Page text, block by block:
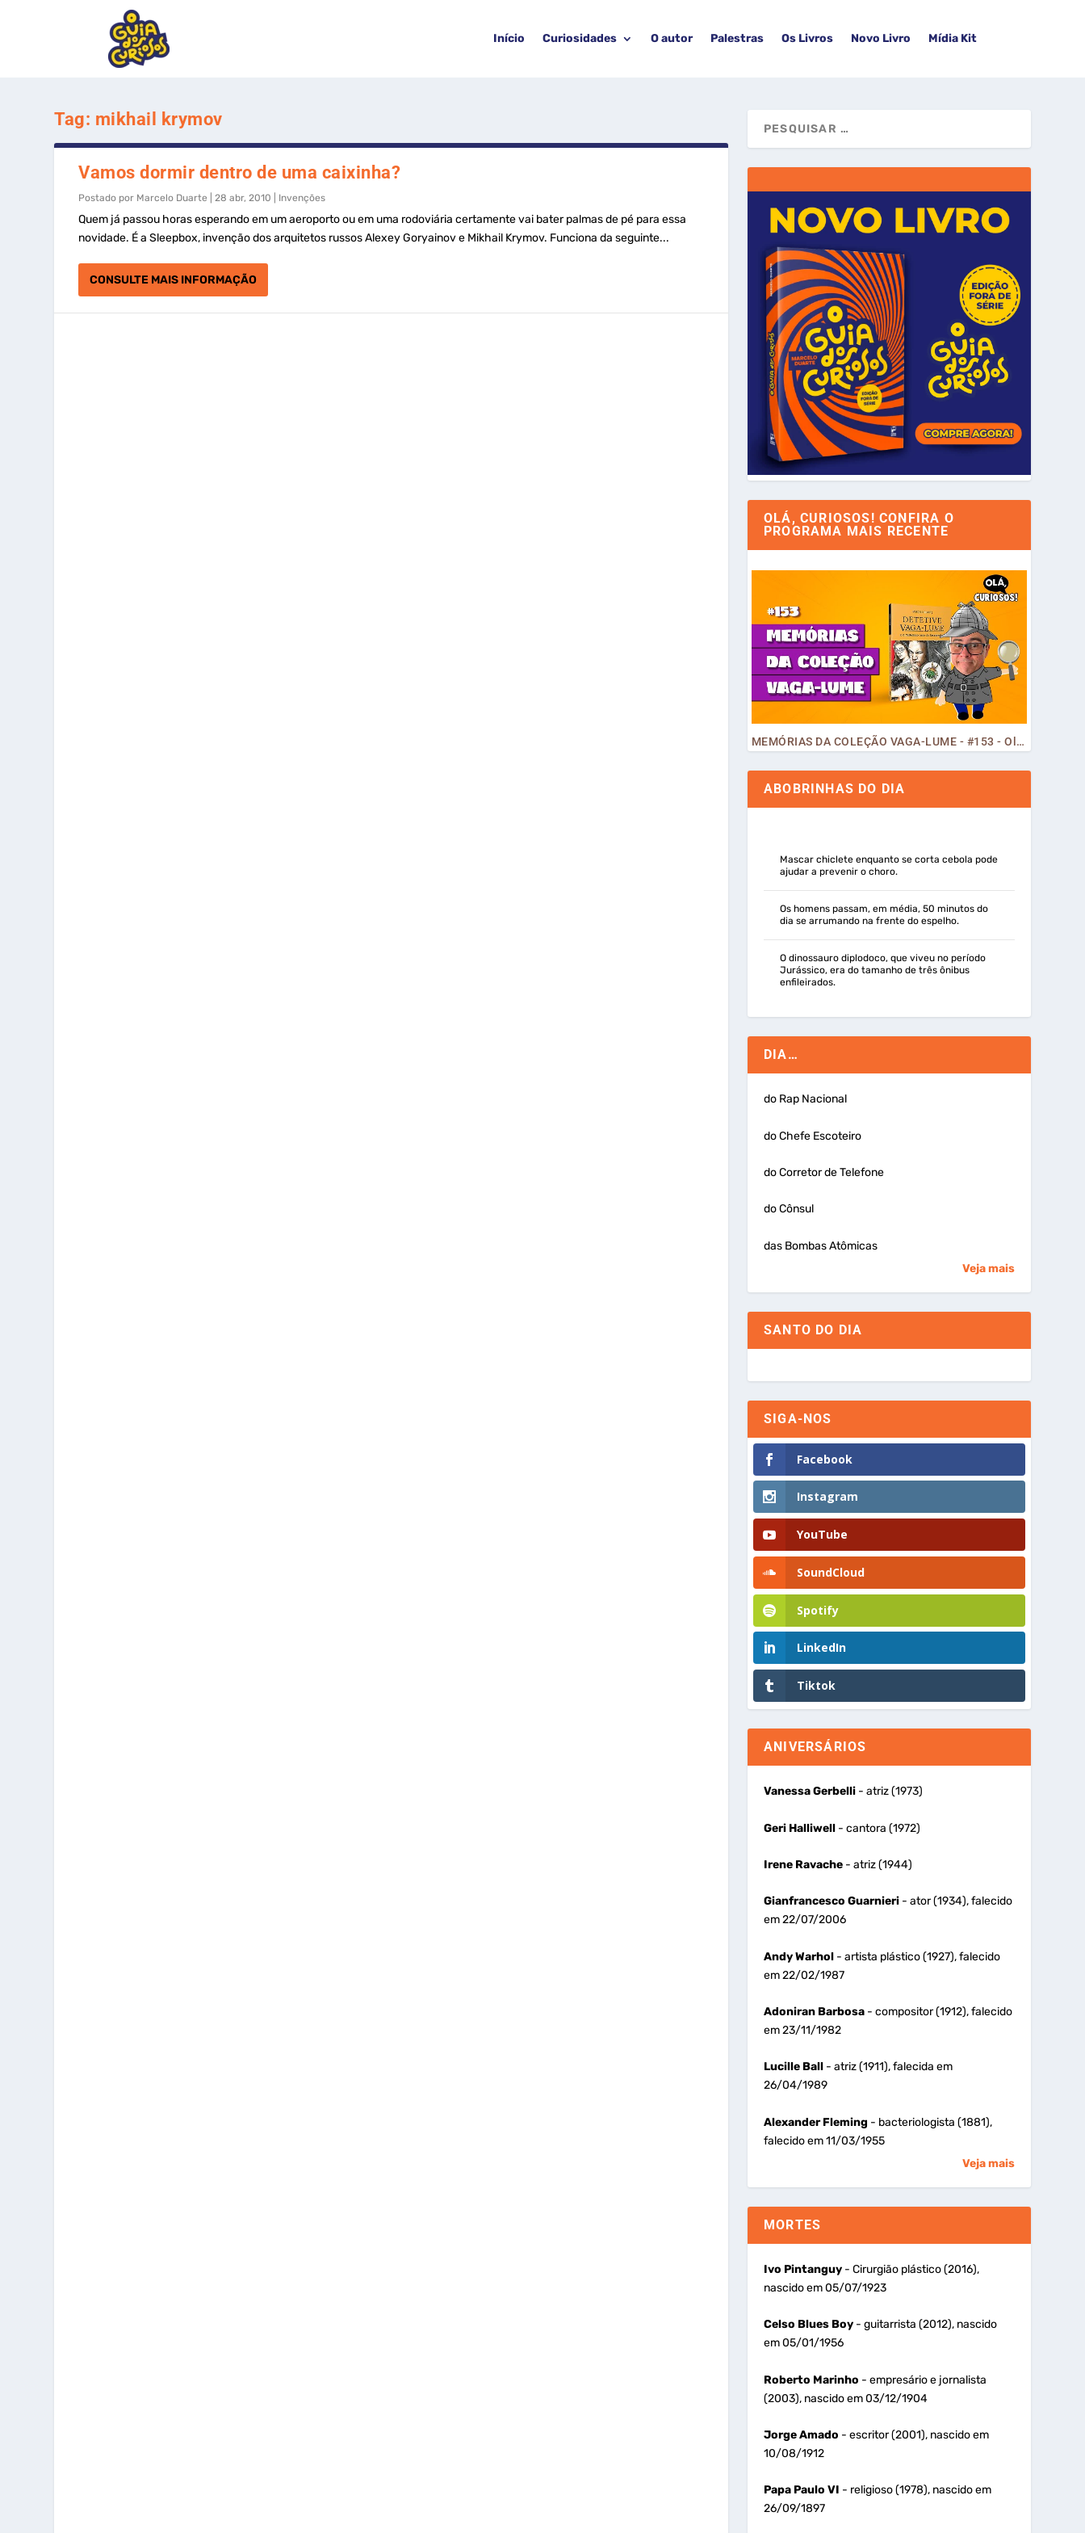
Início Curiosidades O autor Palestras Os Livros Novo Livro Mídia Kit
Tag: mikhail krymov
Vamos dormir dentro de uma caixinha?
Postado por Marcelo Duarte |28 abr, 2010 Invenções
Quem já passou horas esperando em um aeroporto ou em uma rodoviária certamente vai bater palmas de pé para essa
novidade. É a Sleepbox, invenção dos arquitetos russos Alexey Goryainov e Mikhail Krymov. Funciona da seguinte...
CONSULTE MAIS INFORMAÇÃO
OLÁ, CURIOSOS! CONFIRA O
PROGRAMA MAIS RECENTE
MEMÓRIAS DA COLEÇÃO VAGA-LUME - #153 - Olá, Curiosos! 2023
ABOBRINHAS DO DIA
Mascar chiclete enquanto se corta cebola pode
ajudar a prevenir o choro.
Os homens passam, em média, 50 minutos do
dia se arrumando na frente do espelho.
O dinossauro diplodoco, que viveu no período
Jurássico, era do tamanho de três ônibus
enfileirados.
DIA…
do Rap Nacional
do Chefe Escoteiro
do Corretor de Telefone
do Cônsul
das Bombas Atômicas
Veja mais
SANTO DO DIA
SIGA-NOS
Facebook
Instagram
YouTube
SoundCloud
Spotify
LinkedIn
Tiktok
ANIVERSÁRIOS
Vanessa Gerbelli- atriz (1973)
Geri Halliwell- cantora (1972)
Irene Ravache- atriz (1944)
Gianfrancesco Guarnieri- ator (1934), falecido
em 22/07/2006
Andy Warhol- artista plástico (1927), falecido
em 22/02/1987
Adoniran Barbosa- compositor (1912), falecido
em 23/11/1982
Lucille Ball- atriz (1911), falecida em
26/04/1989
Alexander Fleming - bacteriologista (1881),
falecido em 11/03/1955
Veja mais
MORTES
Ivo Pintanguy- Cirurgião plástico (2016),
nascido em 05/07/1923
Celso Blues Boy- guitarrista (2012), nascido
em 05/01/1956
Roberto Marinho - empresário e jornalista
(2003), nascido em 03/12/1904
Jorge Amado - escritor (2001), nascido em
10/08/1912
Papa Paulo VI - religioso (1978), nascido em
26/09/1897